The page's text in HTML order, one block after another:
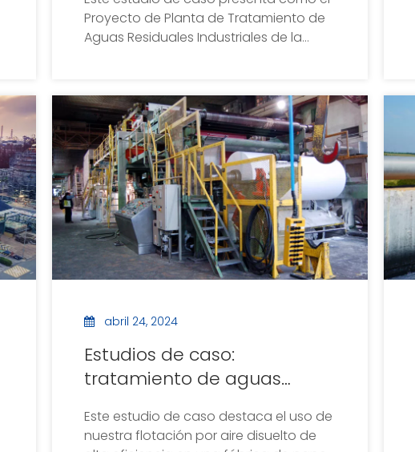
Proyecto de planta de
tratamiento de aguas
Proyecto de Planta de Tratamiento de
Aguas Residuales Industriales de la
disuelto de alta eficiencia de nuestra
fábrica para tratar aguas residuales
aceitosas, como fluidos de
mecanizado y corte.Después del
tratamiento, la calidad del efluente
mejoró significativamente, los índices
de efluente de aceites animales y
vegetales y petróleo alcanzaron
aproximadamente 1 mg/L, y la tasa de
eliminación total de fósforo superó el
abril 24, 2024
Estudios de caso:
tratamiento de aguas
de papel en Filipinas
Este estudio de caso destaca el uso de
nuestra flotación por aire disuelto de